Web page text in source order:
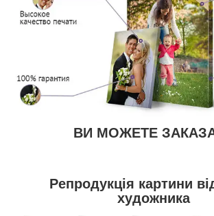
ВИ МОЖЕТЕ
Репродукція картини
художника